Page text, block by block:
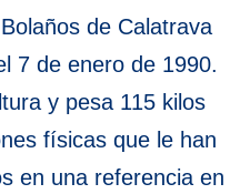
de Calatrava
7 de enero de 1990.
y pesa 115 kilos
físicas que le han
en una referencia en